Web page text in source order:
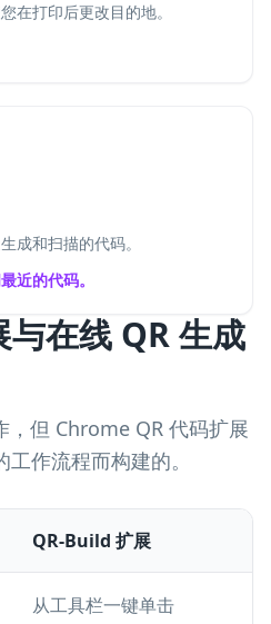
在打印后更改目的地。
成和扫描的代码。
近的代码。
在线 QR 生成
，但 Chrome QR 代码扩展
作流程而构建的。
QR-Build 扩展
从工具栏一键单击